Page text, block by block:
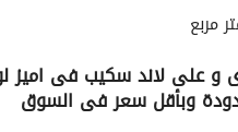
الموقع والأماكن القريبة
و على لاند سكيب فى